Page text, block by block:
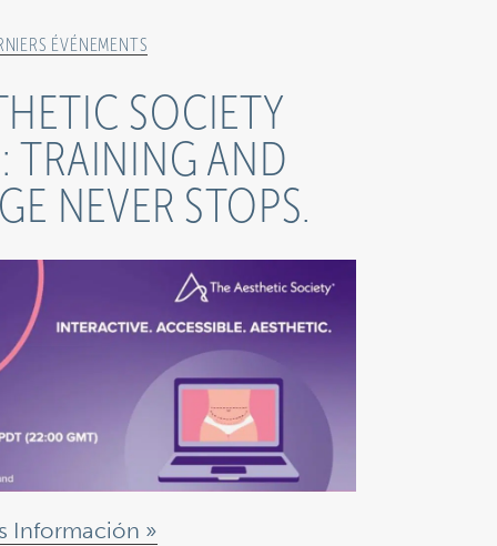
ÉVÉNEMENTS
SOCIETY
TRAINING AND
NEVER STOPS.
Información